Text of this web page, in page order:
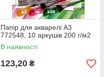
Папір для акварелі А3
772548, 10 аркушів 200 г/м2
В наявності
123,20 ₴